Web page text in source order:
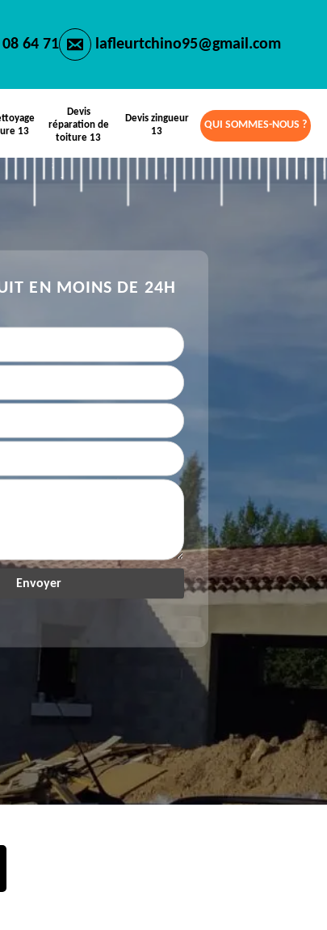
64 71 lafleurtchino95@gmail.com
13
Devis
réparation de
toiture 13
Devis zingueur
13
QUI SOMMES-NOUS ?
EN MOINS DE 24H